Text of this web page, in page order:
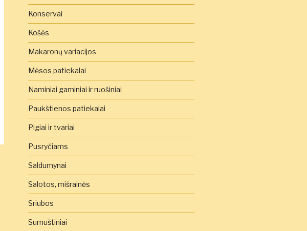
Konservai
Košės
Makaronų variacijos
Mėsos patiekalai
Naminiai gaminiai ir ruošiniai
Paukštienos patiekalai
Pigiai ir tvariai
Pusryčiams
Saldumynai
Salotos, mišrainės
Sriubos
Sumuštiniai